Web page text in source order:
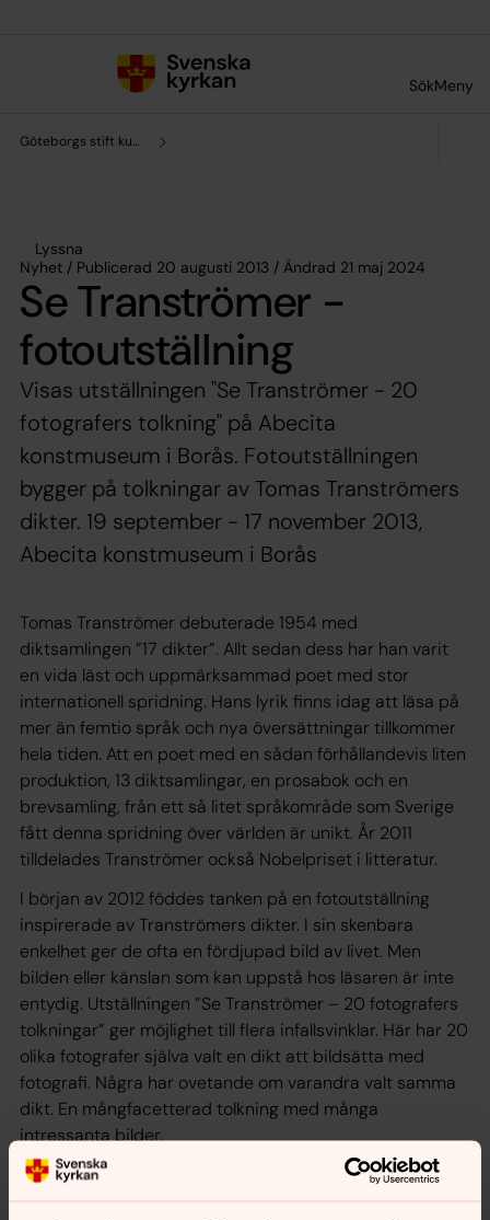
SökMeny
Göteborgs stift kultursamverkan
Lyssna
Nyhet / Publicerad 20 augusti 2013 / Ändrad 21 maj 2024
Se Tranströmer -
fotoutställning
Visas utställningen "Se Tranströmer - 20
fotografers tolkning" på Abecita
konstmuseum i Borås. Fotoutställningen
bygger på tolkningar av Tomas Tranströmers
dikter. 19 september - 17 november 2013,
Abecita konstmuseum i Borås
Tomas Tranströmer debuterade 1954 med
diktsamlingen ”17 dikter”. Allt sedan dess har han varit
en vida läst och uppmärksammad poet med stor
internationell spridning. Hans lyrik finns idag att läsa på
mer än femtio språk och nya översättningar tillkommer
hela tiden. Att en poet med en sådan förhållandevis liten
produktion, 13 diktsamlingar, en prosabok och en
brevsamling, från ett så litet språkområde som Sverige
fått denna spridning över världen är unikt. År 2011
tilldelades Tranströmer också Nobelpriset i litteratur.
I början av 2012 föddes tanken på en fotoutställning
inspirerade av Tranströmers dikter. I sin skenbara
enkelhet ger de ofta en fördjupad bild av livet. Men
bilden eller känslan som kan uppstå hos läsaren är inte
entydig. Utställningen ”Se Tranströmer – 20 fotografers
tolkningar” ger möjlighet till flera infallsvinklar. Här har 20
olika fotografer själva valt en dikt att bildsätta med
fotografi. Några har ovetande om varandra valt samma
dikt. En mångfacetterad tolkning med många
intressanta bilder.
Abecita konstmuseum ligger på Herrljungagatan 15 i
Borås.